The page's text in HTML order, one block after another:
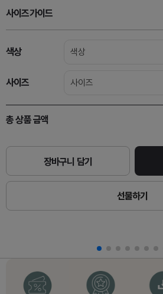
사이즈가이드
색상 색상
사이즈 사이즈
총 상품 금액
장바구니 담기
선물하기